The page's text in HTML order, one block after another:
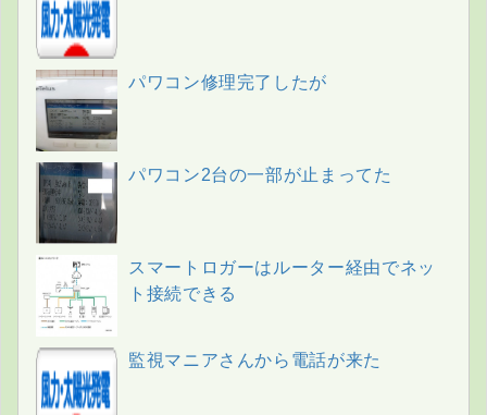
パワコン修理完了したが
パワコン2台の一部が止まってた
スマートロガーはルーター経由でネッ
ト接続できる
監視マニアさんから電話が来た